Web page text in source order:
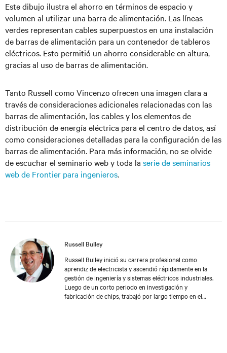
Este dibujo ilustra el ahorro en términos de espacio y
volumen al utilizar una barra de alimentación. Las líneas
verdes representan cables superpuestos en una instalación
de barras de alimentación para un contenedor de tableros
eléctricos. Esto permitió un ahorro considerable en altura,
gracias al uso de barras de alimentación.
Tanto Russell como Vincenzo ofrecen una imagen clara a
través de consideraciones adicionales relacionadas con las
barras de alimentación, los cables y los elementos de
distribución de energía eléctrica para el centro de datos, así
como consideraciones detalladas para la configuración de las
barras de alimentación. Para más información, no se olvide
de escuchar el seminario web y toda la serie de seminarios
web de Frontier para ingenieros.
Russell Bulley
Russell Bulley inició su carrera profesional como
aprendiz de electricista y ascendió rápidamente en la
gestión de ingeniería y sistemas eléctricos industriales.
Luego de un corto periodo en investigación y
fabricación de chips, trabajó por largo tiempo en el